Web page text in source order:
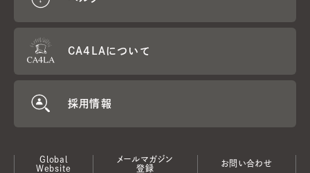
CA4LAについて
採用情報
Global
Website
メールマガジン
登録
お問い合わせ